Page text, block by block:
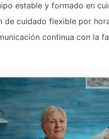
estable y formado en
de cuidado flexible por
continua con la